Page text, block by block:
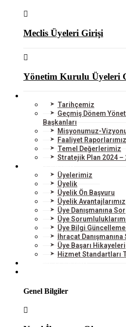
Meclis Üyeleri Girişi
Yönetim Kurulu Üyeleri
Tarihçemiz
Geçmiş Dönem
Başkanları
Misyonumuz-
Faaliyet Raporlarımız
Temel Değerlerimiz
Stratejik Plan 2024 –
Üyelerimiz
Üyelik
Üyelik Ön Başvuru
Üyelik Avantajlarımız
Üye Danışmanına Sor
Üye
Üye Bilgi
İhracat Danışmanına
Üye Başarı Hikayeleri
Hizmet Standartları
Genel Bilgiler